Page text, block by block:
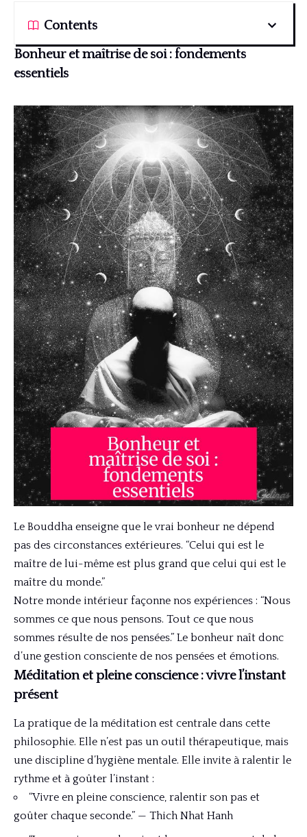
Contents
Bonheur et maîtrise de soi : fondements
essentiels
Le Bouddha enseigne que le vrai bonheur ne dépend
pas des circonstances extérieures. “Celui qui est le
maître de lui-même est plus grand que celui qui est le
maître du monde.”
Notre monde intérieur façonne nos expériences : “Nous
sommes ce que nous pensons. Tout ce que nous
sommes résulte de nos pensées.” Le bonheur naît donc
d’une gestion consciente de nos pensées et émotions.
Méditation et pleine conscience : vivre l’instant
présent
La pratique de la méditation est centrale dans cette
philosophie. Elle n’est pas un outil thérapeutique, mais
une discipline d’hygiène mentale. Elle invite à ralentir le
rythme et à goûter l’instant :
“Vivre en pleine conscience, ralentir son pas et
goûter chaque seconde.” — Thich Nhat Hanh